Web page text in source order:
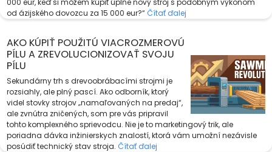
od ázijského dovozcu za 15 000 eur?“ Čítať ďalej
AKO KÚPIŤ POUŽITÚ VIACROZMEROVÚ
PÍLU A ZREVOLUCIONIZOVAŤ SVOJU
PÍLU
Sekundárny trh s drevoobrábacími strojmi je
rozsiahly, ale plný pascí. Ako odborník, ktorý
videl stovky strojov „namaľovaných na predaj“,
ale zvnútra zničených, som pre vás pripravil
tohto komplexného sprievodcu. Nie je to marketingový trik, ale
poriadna dávka inžinierskych znalostí, ktorá vám umožní nezávisle
posúdiť technický stav stroja. Čítať ďalej